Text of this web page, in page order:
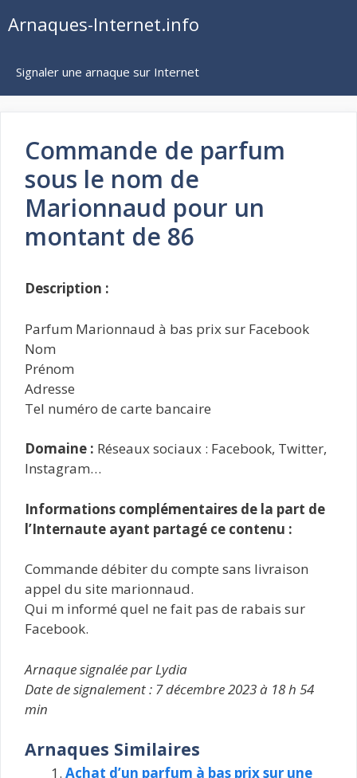
auArnaques-Internet.info
Signaler une arnaque sur Internet
Commande de parfum
sous le nom de
Marionnaud pour un
montant de 86
Description :
Parfum Marionnaud à bas prix sur Facebook
Nom
Prénom
Adresse
Tel numéro de carte bancaire
Domaine : Réseaux sociaux : Facebook, Twitter,
Instagram…
Informations complémentaires de la part de
l’Internaute ayant partagé ce contenu :
Commande débiter du compte sans livraison
appel du site marionnaud.
Qui m informé quel ne fait pas de rabais sur
Facebook.
Arnaque signalée par Lydia
Date de signalement : 7 décembre 2023 à 18 h 54
min
Arnaques Similaires
Achat d’un parfum à bas prix sur une